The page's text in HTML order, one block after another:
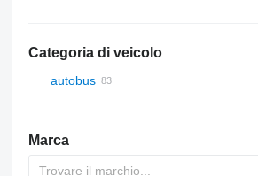
Categoria di veicolo
autobus
Marca